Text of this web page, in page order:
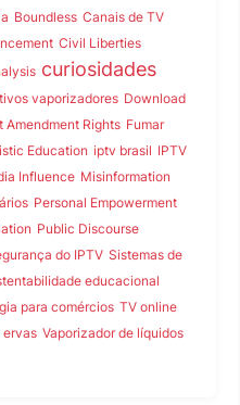
Boundless Canais de TV
Civil Liberties
curiosidades
vaporizadores Download
Amendment Rights Fumar
Education iptv brasil IPTV
Influence Misinformation
Personal Empowerment
Public Discourse
do IPTV Sistemas de
educacional
para comércios TV online
ervas Vaporizador de líquidos